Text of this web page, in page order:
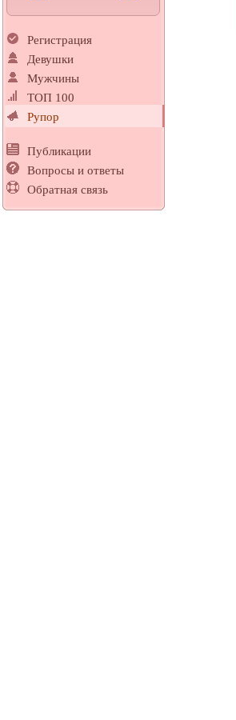
Регистрация
Девушки
Мужчины
ТОП 100
Рупор
Публикации
Вопросы и ответы
Обратная связь